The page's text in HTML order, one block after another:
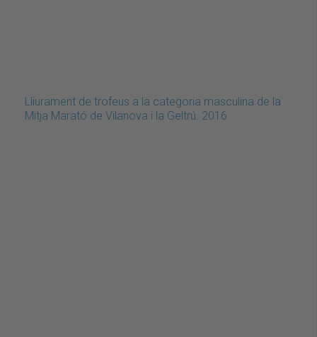
Lliurament de trofeus a la categoria masculina de la
Mitja Marató de Vilanova i la Geltrú. 2016